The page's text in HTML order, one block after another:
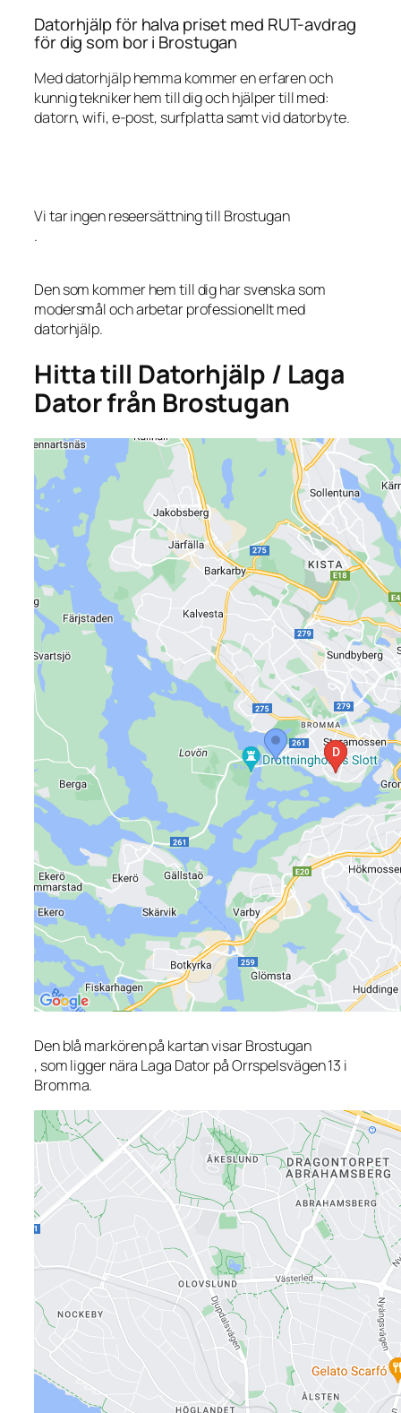
Datorhjälp för halva priset med RUT-avdrag
för dig som bor i Brostugan
Med datorhjälp hemma kommer en erfaren och
kunnig tekniker hem till dig och hjälper till med:
datorn, wifi, e-post, surfplatta samt vid datorbyte.
Vi tar ingen reseersättning till Brostugan
.
Den som kommer hem till dig har svenska som
modersmål och arbetar professionellt med
datorhjälp.
Hitta till Datorhjälp / Laga
Dator från Brostugan
Den blå markören på kartan visar Brostugan
, som ligger nära Laga Dator på Orrspelsvägen 13 i
Bromma.